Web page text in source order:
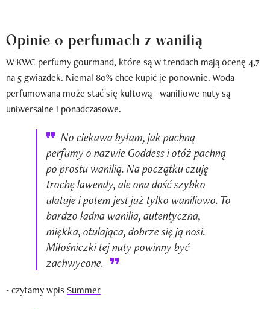
Opinie o perfumach z wanilią
W KWC perfumy gourmand, które są w trendach mają ocenę 4,7
na 5 gwiazdek. Niemal 80% chce kupić je ponownie. Woda
perfumowana może stać się kultową - waniliowe nuty są
uniwersalne i ponadczasowe.
No ciekawa byłam, jak pachną
perfumy o nazwie Goddess i otóż pachną
po prostu wanilią. Na początku czuję
trochę lawendy, ale ona dość szybko
ulatuje i potem jest już tylko waniliowo. To
bardzo ładna wanilia, autentyczna,
miękka, otulająca, dobrze się ją nosi.
Miłośniczki tej nuty powinny być
zachwycone.
- czytamy wpis Summer